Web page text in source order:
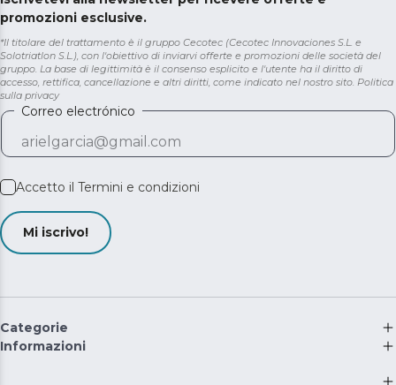
promozioni esclusive.
*Il titolare del trattamento è il gruppo Cecotec (Cecotec Innovaciones S.L. e
Solotriatlon S.L.), con l'obiettivo di inviarvi offerte e promozioni delle società del
gruppo. La base di legittimità è il consenso esplicito e l'utente ha il diritto di
accesso, rettifica, cancellazione e altri diritti, come indicato nel nostro sito. Politica
sulla privacy
Correo electrónico
Accetto il Termini e condizioni
Mi iscrivo!
Categorie
Informazioni